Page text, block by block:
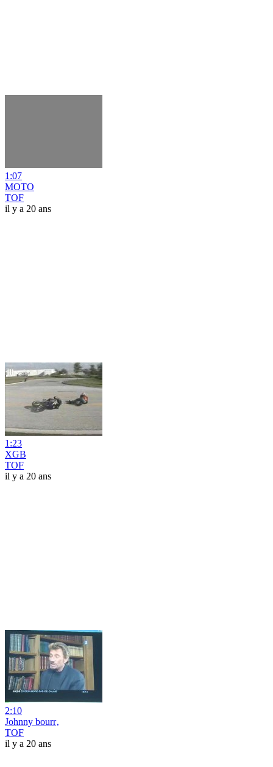
1:07
MOTO
TOF
il y a 20 ans
1:23
XGB
TOF
il y a 20 ans
2:10
Johnny bourr‚
TOF
il y a 20 ans